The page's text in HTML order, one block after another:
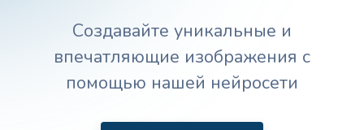
Создавайте уникальные и
впечатляющие изображения с
помощью нашей нейросети